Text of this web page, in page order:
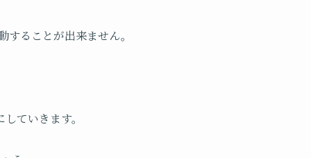
ることが出来ません。
ていきます。